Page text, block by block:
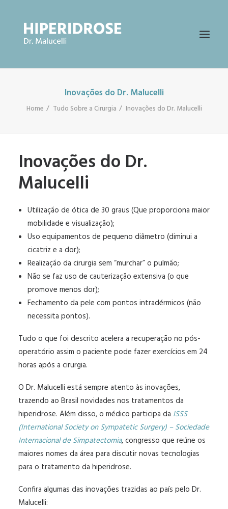
PÁGINA INICIAL
O QUE É HIPERIDROSE?
AVALIAÇÃO ONLINE
SOBRE O DR. MALUCELLI
Inovações do Dr. Malucelli
Home Tudo Sobre a Cirurgia Inovações do Dr. Malucelli
Inovações do Dr.
Malucelli
Utilização de ótica de 30 graus (Que proporciona maior
mobilidade e visualização);
Uso equipamentos de pequeno diâmetro (diminui a
cicatriz e a dor);
Realização da cirurgia sem “murchar” o pulmão;
Não se faz uso de cauterização extensiva (o que
promove menos dor);
Fechamento da pele com pontos intradérmicos (não
necessita pontos).
Tudo o que foi descrito acelera a recuperação no pós-
operatório assim o paciente pode fazer exercícios em 24
horas após a cirurgia.
O Dr. Malucelli está sempre atento às inovações,
trazendo ao Brasil novidades nos tratamentos da
hiperidrose. Além disso, o médico participa da ISSS
(International Society on Sympatetic Surgery) – Sociedade
Internacional de Simpatectomia, congresso que reúne os
maiores nomes da área para discutir novas tecnologias
para o tratamento da hiperidrose.
Confira algumas das inovações trazidas ao país pelo Dr.
Malucelli: